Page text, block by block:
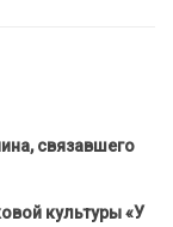
связавшего
культуры «У